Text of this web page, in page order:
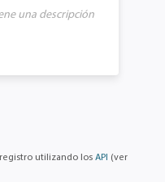
una descripción
utilizando los API (ver